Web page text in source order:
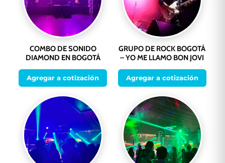
COMBO DE SONIDO
DIAMOND EN BOGOTÁ
Agregar a cotización
GRUPO DE ROCK BOGOTÁ
– YO ME LLAMO BON JOVI
Agregar a cotización